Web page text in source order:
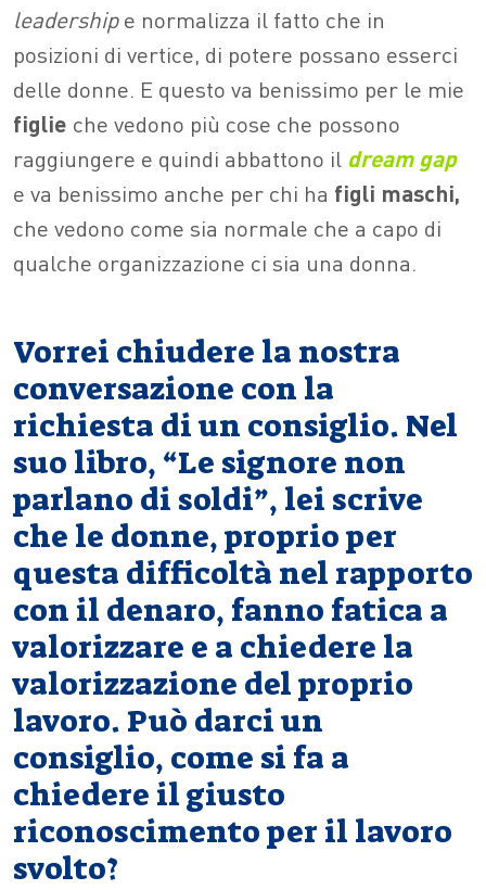
leadershipe normalizza il fatto che in
posizioni di vertice, di potere possano esserci
delle donne. E questo va benissimo per le mie
figlie che vedono più cose che possono
raggiungere e quindi abbattono il dream gap
e va benissimo anche per chi ha figli maschi,
che vedono come sia normale che a capo di
qualche organizzazione ci sia una donna.
Vorrei chiudere la nostra
conversazione con la
richiesta di un consiglio. Nel
suo libro, “Le signore non
parlano di soldi”, lei scrive
che le donne, proprio per
questa difficoltà nel rapporto
con il denaro, fanno fatica a
valorizzare e a chiedere la
valorizzazione del proprio
lavoro. Può darci un
consiglio, come si fa a
chiedere il giusto
riconoscimento per il lavoro
svolto?